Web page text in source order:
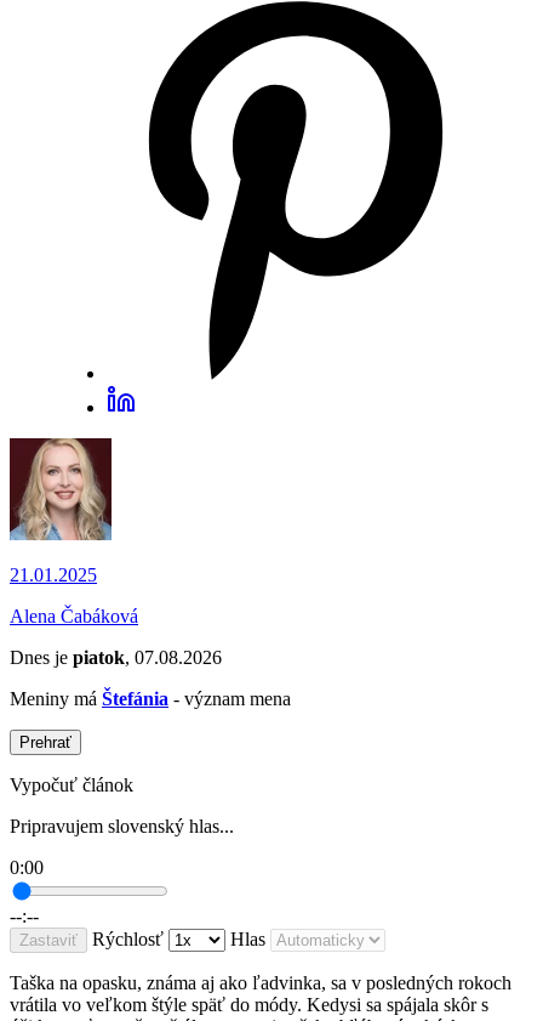
21.01.2025
Alena Čabáková
Dnes je piatok, 07.08.2026
Meniny má Štefánia - význam mena
Prehrať
Vypočuť článok
Pripravujem slovenský hlas...
0:00
--:--
Zastaviť Rýchlosť Hlas
Taška na opasku, známa aj ako ľadvinka, sa v posledných rokoch
vrátila vo veľkom štýle späť do módy. Kedysi sa spájala skôr s